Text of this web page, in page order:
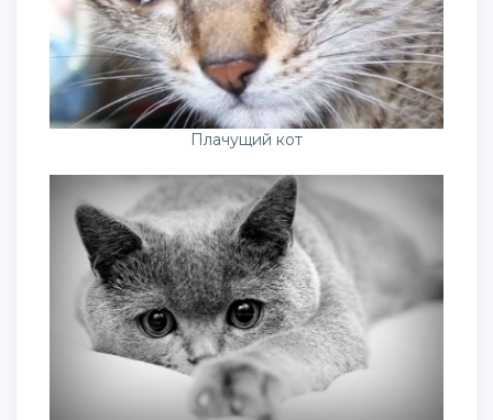
Плачущий кот